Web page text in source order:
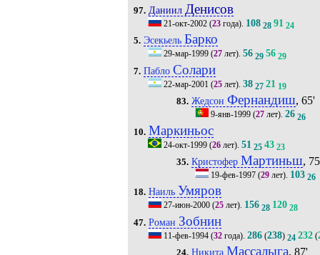
97. Даниил Денисов
21-окт-2002(23года). 108 28 91 24
5. Эсекьель Барко
29-мар-1999(27лет). 56 29 56 29
7. Пабло Солари
22-мар-2001 (25лет). 38 27 21 19
83. Жедсон Фернандиш, 65'
9-янв-1999 (27 лет).26 26
10. Маркиньос
24-окт-1999(26лет). 51 25 43 23
35. Кристофер Мартиньш,
19-фев-1997 (29 лет). 103 26
18. Наиль Умяров
27-июн-2000(25лет). 156 28 120 28
47. Роман Зобнин
11-фев-1994(32года). 286(238) 24 232(
24. Никита Массалыга, 87'